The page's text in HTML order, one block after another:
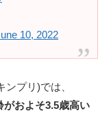
10, 2022
プリ)では、
およそ3.5歳高い